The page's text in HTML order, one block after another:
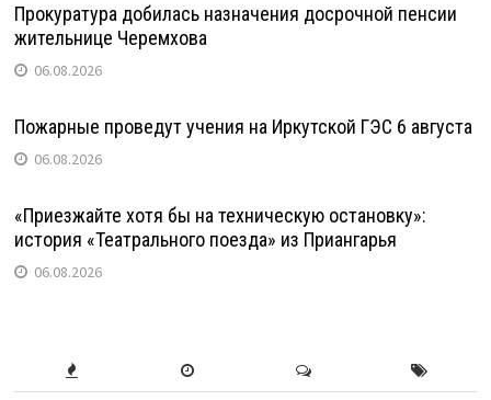
Прокуратура добилась назначения досрочной пенсии
жительнице Черемхова
06.08.2026
Пожарные проведут учения на Иркутской ГЭС 6 августа
06.08.2026
«Приезжайте хотя бы на техническую остановку»:
история «Театрального поезда» из Приангарья
06.08.2026